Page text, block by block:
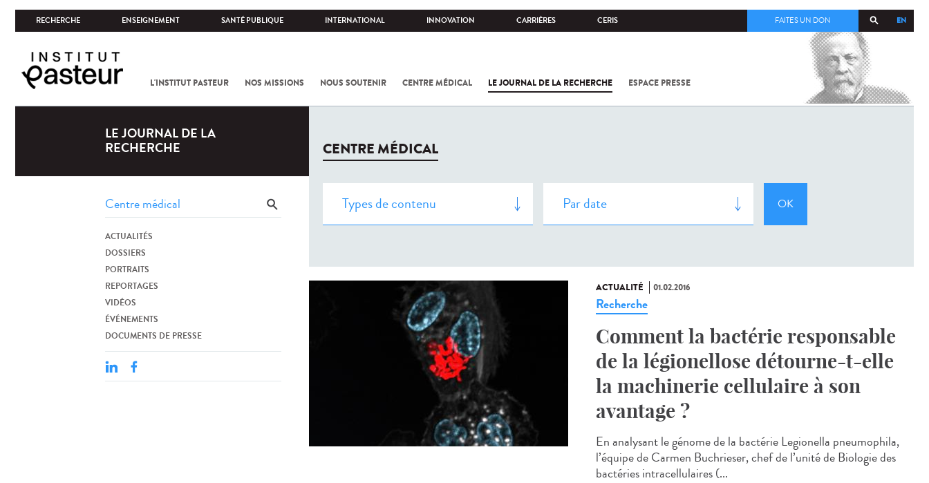
RECHERCHE ENSEIGNEMENT SANTÉ PUBLIQUE INTERNATIONAL INNOVATION CARRIÈRES CERIS EN
FAITES UN DON
L'INSTITUT PASTEUR NOS MISSIONS NOUS SOUTENIR CENTRE MÉDICAL LE JOURNAL DE LA RECHERCHE ESPACE PRESSE
COV-2 /
LE JOURNAL DE LA
RECHERCHE
ACTUALITÉS
DOSSIERS
PORTRAITS
REPORTAGES
VIDÉOS
ÉVÉNEMENTS
DOCUMENTS DE PRESSE
CENTRE MÉDICAL
ACTUALITÉ 01.02.2016
Recherche
Comment la bactérie responsable
de la légionellose détourne-t-elle
la machinerie cellulaire à son
avantage ?
En analysant le génome de la bactérie Legionella pneumophila,
l’équipe de Carmen Buchrieser, chef de l’unité de Biologie des
bactéries intracellulaires (...